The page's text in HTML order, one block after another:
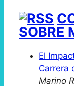
SOBRE
El
Carrera
Marino